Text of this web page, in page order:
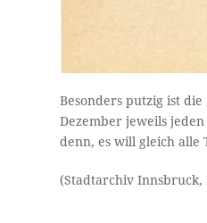
Besonders putzig ist
Dezember jeweils
denn, es will gleich alle
(Stadtarchiv Innsbruck,